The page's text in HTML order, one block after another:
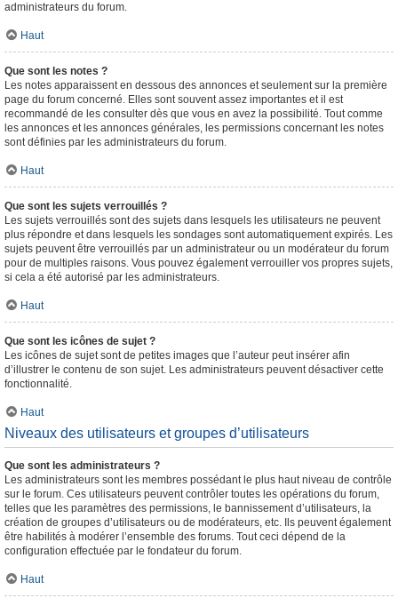
administrateurs du forum.
Haut
Que sont les notes ?
Les notes apparaissent en dessous des annonces et seulement sur la première
page du forum concerné. Elles sont souvent assez importantes et il est
recommandé de les consulter dès que vous en avez la possibilité. Tout comme
les annonces et les annonces générales, les permissions concernant les notes
sont définies par les administrateurs du forum.
Haut
Que sont les sujets verrouillés ?
Les sujets verrouillés sont des sujets dans lesquels les utilisateurs ne peuvent
plus répondre et dans lesquels les sondages sont automatiquement expirés. Les
sujets peuvent être verrouillés par un administrateur ou un modérateur du forum
pour de multiples raisons. Vous pouvez également verrouiller vos propres sujets,
si cela a été autorisé par les administrateurs.
Haut
Que sont les icônes de sujet ?
Les icônes de sujet sont de petites images que l’auteur peut insérer afin
d’illustrer le contenu de son sujet. Les administrateurs peuvent désactiver cette
fonctionnalité.
Haut
Niveaux des utilisateurs et groupes d’utilisateurs
Que sont les administrateurs ?
Les administrateurs sont les membres possédant le plus haut niveau de contrôle
sur le forum. Ces utilisateurs peuvent contrôler toutes les opérations du forum,
telles que les paramètres des permissions, le bannissement d’utilisateurs, la
création de groupes d’utilisateurs ou de modérateurs, etc. Ils peuvent également
être habilités à modérer l’ensemble des forums. Tout ceci dépend de la
configuration effectuée par le fondateur du forum.
Haut